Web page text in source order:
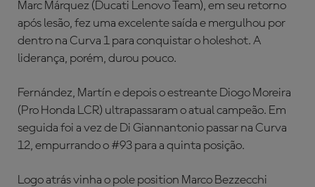
Marc Márquez (Ducati Lenovo Team), em seu retorno
após lesão, fez uma excelente saída e mergulhou por
dentro na Curva 1 para conquistar o holeshot. A
liderança, porém, durou pouco.
Fernández, Martín e depois o estreante Diogo Moreira
(Pro Honda LCR) ultrapassaram o atual campeão. Em
seguida foi a vez de Di Giannantonio passar na Curva
12, empurrando o #93 para a quinta posição.
Logo atrás vinha o pole position Marco Bezzecchi